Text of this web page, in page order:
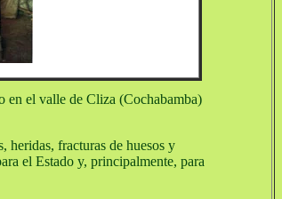
en el valle de Cliza (Cochabamba)
heridas, fracturas de huesos y
el Estado y, principalmente, para